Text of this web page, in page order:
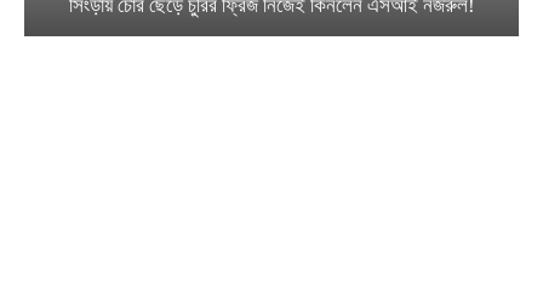
সিংড়ায় চোর ছেড়ে চুরির ফ্রিজ নিজেই কিনলেন এসআই নজরুল!